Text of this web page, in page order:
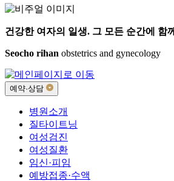
건강한 여자의 일생. 그 모든 순간에 함께
Seocho rihan obstetrics and gynecology
예약·상담
병원소개
질타이트닝
여성검진
여성질환
임신·피임
예방접종·수액